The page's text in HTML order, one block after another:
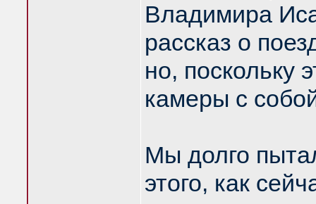
Владимира
рассказ о
но, поскольку
камеры с
Мы долго
этого, как